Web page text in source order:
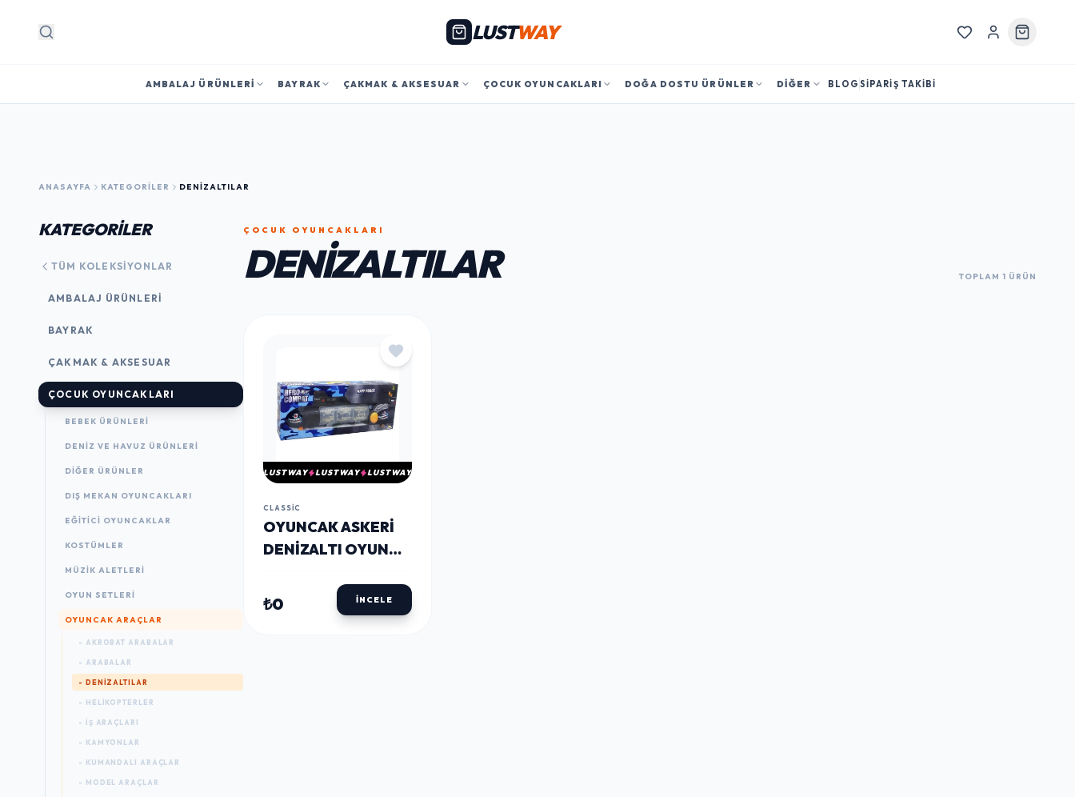
Arama LUSTWAY
AMBALAJ ÜRÜNLERI BAYRAK ÇAKMAK & AKSESUAR ÇOCUK OYUNCAKLARI DOĞA DOSTU ÜRÜNLER DİĞER BLOG SİPARİŞ TAKİBİ
ANASAYFA KATEGORILER DENIZALTILAR
KATEGORİLER
TÜM KOLEKSIYONLAR
AMBALAJ ÜRÜNLERI
BAYRAK
ÇAKMAK & AKSESUAR
ÇOCUK OYUNCAKLARI
BEBEK ÜRÜNLERI
DENIZ VE HAVUZ ÜRÜNLERI
DIĞER ÜRÜNLER
DIŞ MEKAN OYUNCAKLARI
EĞITICI OYUNCAKLAR
KOSTÜMLER
MÜZIK ALETLERI
OYUN SETLERI
OYUNCAK ARAÇLAR
- AKROBAT ARABALAR
- ARABALAR
- DENIZALTILAR
- HELIKOPTERLER
- İŞ ARAÇLARI
- KAMYONLAR
- KUMANDALI ARAÇLAR
- MODEL ARAÇLAR
ÇOCUK OYUNCAKLARI
DENIZALTILAR TOPLAM 1 ÜRÜN
LUSTWAY LUSTWAY LUSTWAY
CLASSIC
OYUNCAK ASKERI
DENIZALTI OYUN
₺0 İNCELE